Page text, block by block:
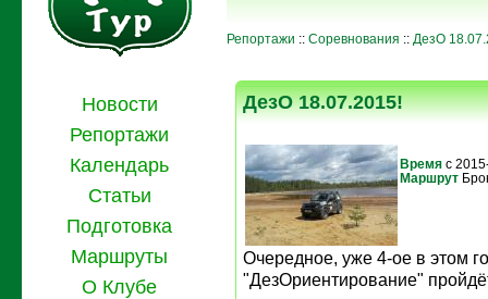
Репортажи :: Соревнования :: ДезО
Новости
Репортажи
Календарь
Статьи
Подготовка
Маршруты
О Клубе
ДезО 18.07.2015!
Время с
Маршрут
Очередное, уже 4-ое в этом
"ДезОриентирование"